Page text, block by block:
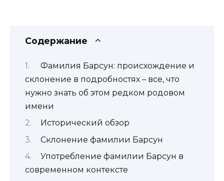
Содержание
Фамилия Барсун: происхождение и
склонение в подробностях – все, что
нужно знать об этом редком родовом
имени
Исторический обзор
Склонение фамилии Барсун
Употребление фамилии Барсун в
современном контексте